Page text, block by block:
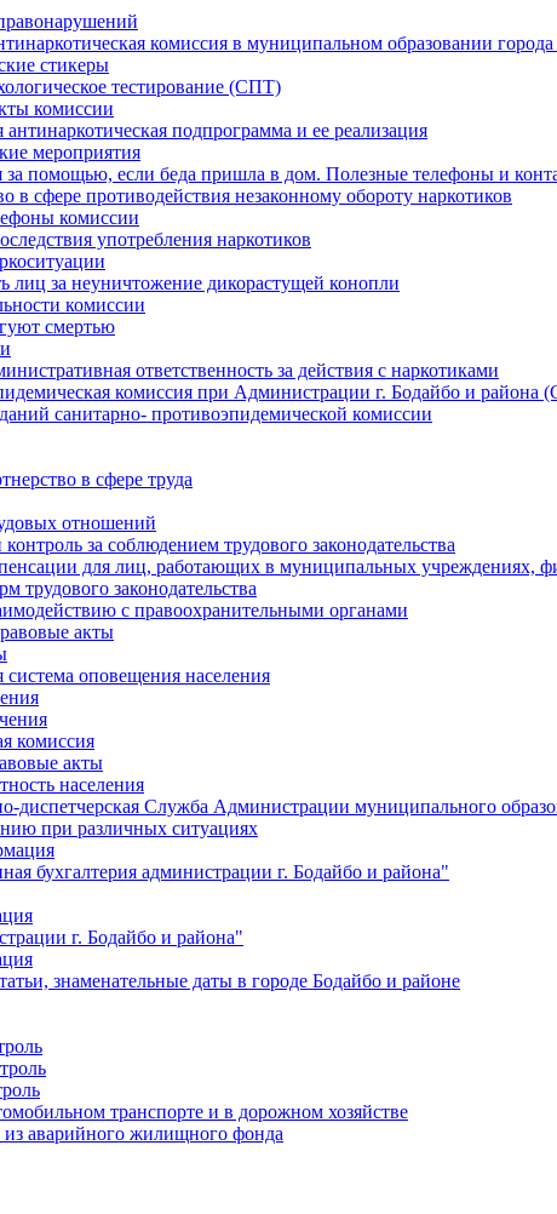
комиссия в муниципальном образовании
стикеры
тестирование (СПТ)
комиссии
подпрограмма и ее реализация
мероприятия
за помощью, если беда пришла в дом. Полезные телефоны и
в сфере противодействия незаконному обороту наркотиков
комиссии
употребления наркотиков
лиц за неуничтожение дикорастущей конопли
комиссии
смертью
ответственность за действия с наркотиками
комиссия при Администрации г. Бодайбо и
санитарно- противоэпидемической комиссии
в сфере труда
отношений
за соблюдением трудового законодательства
для лиц, работающих в муниципальных учреждениях,
трудового законодательства
с правоохранительными органами
акты
оповещения населения
комиссия
акты
населения
Служба Администрации муниципального
при различных ситуациях
бухгалтерия администрации г. Бодайбо и района"
г. Бодайбо и района"
знаменательные даты в городе Бодайбо и районе
транспорте и в дорожном хозяйстве
из аварийного жилищного фонда